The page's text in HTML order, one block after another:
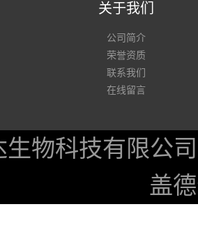
关于我们
公司简介
荣誉资质
联系我们
在线留言
物科技有限公司
盖